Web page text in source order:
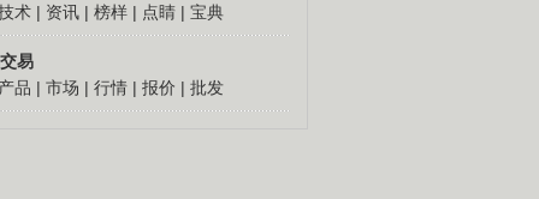
术 | 资讯 | 榜样 | 点睛 | 宝典
易
产品 | 市场 | 行情 | 报价 | 批发